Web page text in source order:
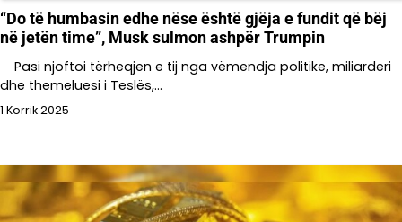
“Do të humbasin edhe nëse është gjëja e fundit që bëj
në jetën time”, Musk sulmon ashpër Trumpin
Pasi njoftoi tërheqjen e tij nga vëmendja politike, miliarderi
dhe themeluesi i Teslës,…
1 Korrik 2025